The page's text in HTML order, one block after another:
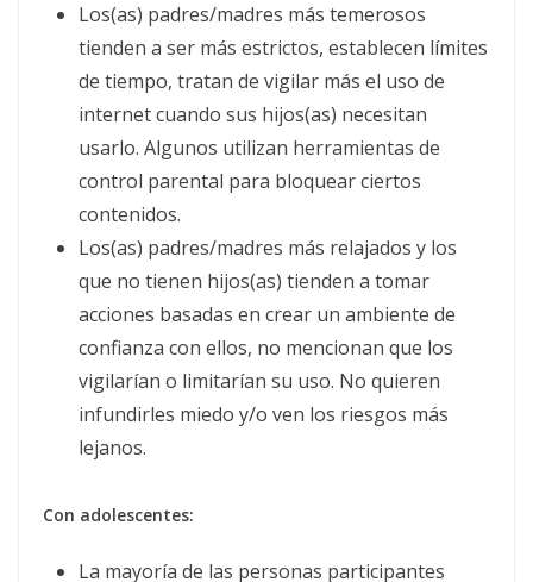
Los(as) padres/madres más temerosos
tienden a ser más estrictos, establecen límites
de tiempo, tratan de vigilar más el uso de
internet cuando sus hijos(as) necesitan
usarlo. Algunos utilizan herramientas de
control parental para bloquear ciertos
contenidos.
Los(as) padres/madres más relajados y los
que no tienen hijos(as) tienden a tomar
acciones basadas en crear un ambiente de
confianza con ellos, no mencionan que los
vigilarían o limitarían su uso. No quieren
infundirles miedo y/o ven los riesgos más
lejanos.
Con adolescentes:
La mayoría de las personas participantes